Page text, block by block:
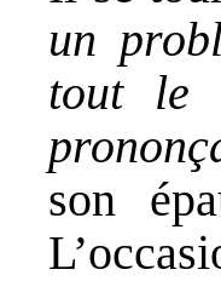
un
tout le
son